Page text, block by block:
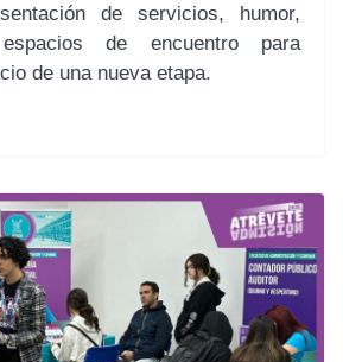
de servicios, humor,
de encuentro para
de una nueva etapa.